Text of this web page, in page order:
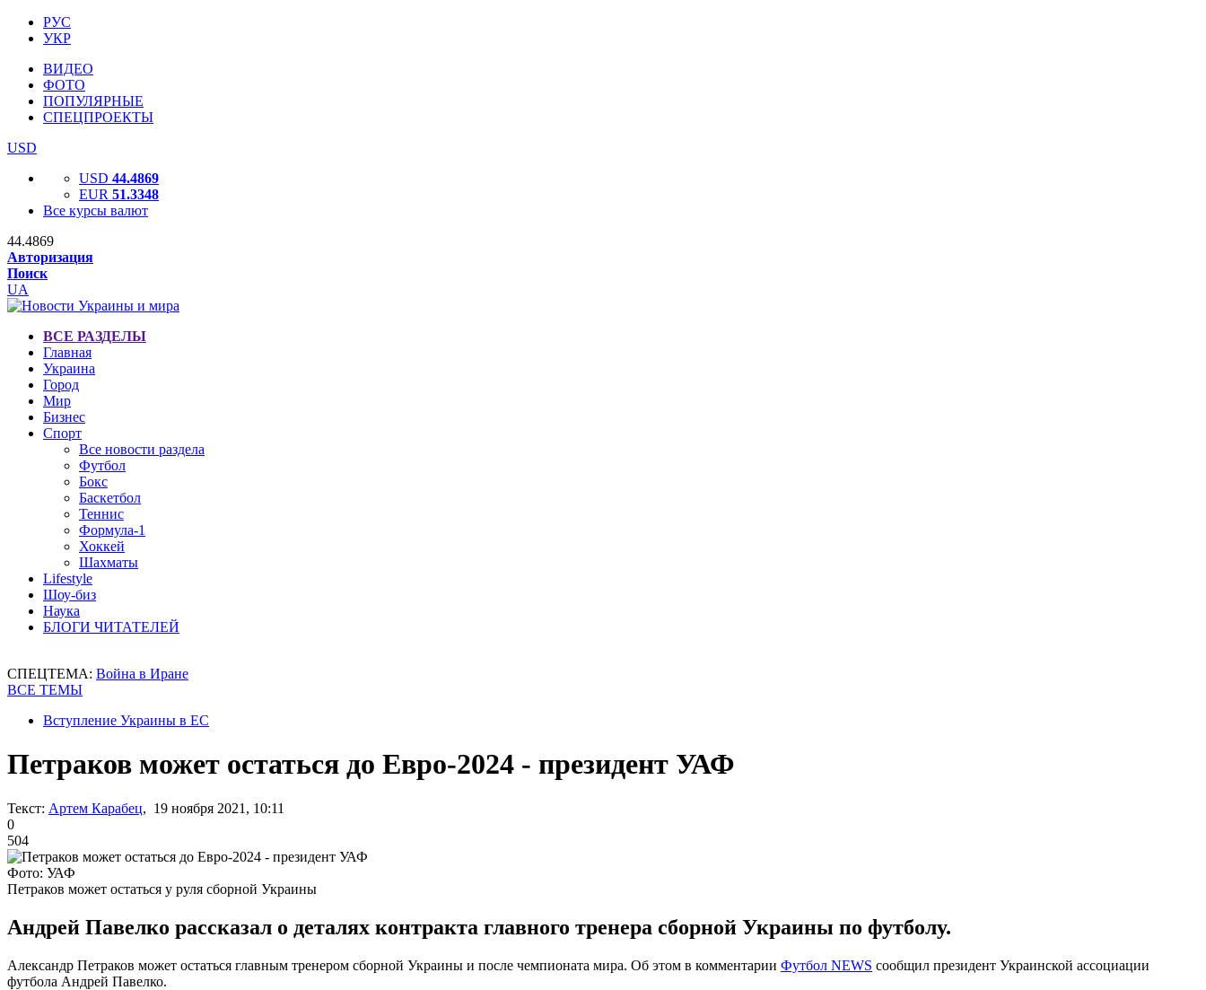
РУС
УКР
ВИДЕО
ФОТО
ПОПУЛЯРНЫЕ
СПЕЦПРОЕКТЫ
USD
USD 44.4869
EUR 51.3348
Все курсы валют
44.4869
Авторизация
Поиск
UA
ВСЕ РАЗДЕЛЫ
Главная
Украина
Город
Мир
Бизнес
Спорт
Все новости раздела
Футбол
Бокс
Баскетбол
Теннис
Формула-1
Хоккей
Шахматы
Lifestyle
Шоу-биз
Наука
БЛОГИ ЧИТАТЕЛЕЙ
СПЕЦТЕМА: Война в Иране
ВСЕ ТЕМЫ
Вступление Украины в ЕС
Петраков может остаться до Евро-2024 - президент УАФ
Текст: Артем Карабец, 19 ноября 2021, 10:11
0
504
Фото: УАФ
Петраков может остаться у руля сборной Украины
Андрей Павелко рассказал о деталях контракта главного тренера сборной Украины по футболу.
Александр Петраков может остаться главным тренером сборной Украины и после чемпионата мира. Об этом в комментарии Футбол NEWS сообщил президент Украинской ассоциации
футбола Андрей Павелко.